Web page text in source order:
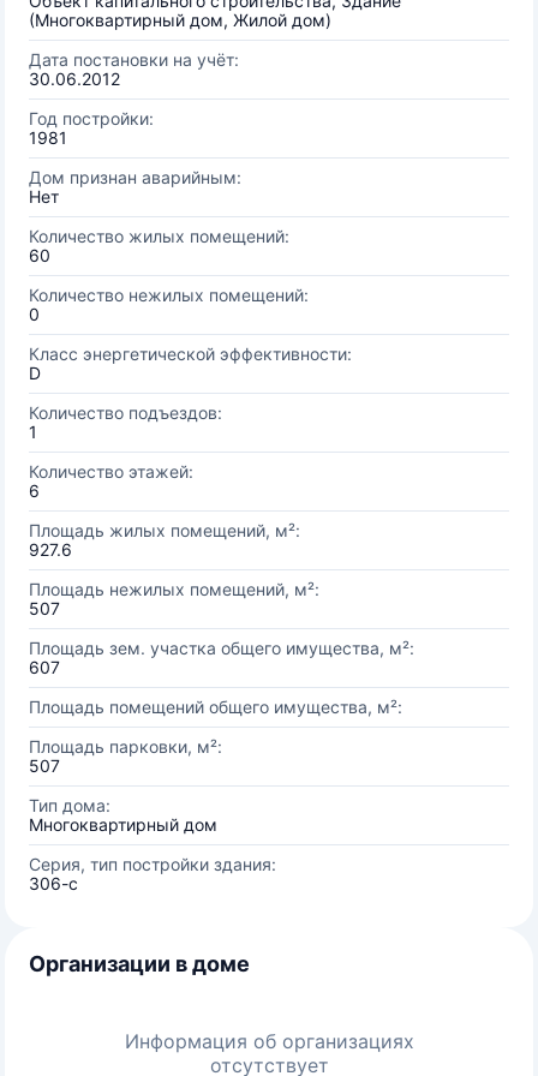
(Многоквартирный дом, Жилой дом)
Дата постановки на учёт:
30.06.2012
Год постройки:
1981
Дом признан аварийным:
Нет
Количество жилых помещений:
60
Количество нежилых помещений:
0
Класс энергетической эффективности:
D
Количество подъездов:
1
Количество этажей:
6
Площадь жилых помещений, м²:
927.6
Площадь нежилых помещений, м²:
507
Площадь зем. участка общего имущества, м²:
607
Площадь помещений общего имущества, м²:
Площадь парковки, м²:
507
Тип дома:
Многоквартирный дом
Серия, тип постройки здания:
306-с
Организации в доме
Информация об организациях
отсутствует